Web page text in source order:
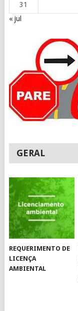
31
« jul
GERAL
REQUERIMENTO DE
LICENÇA
AMBIENTAL